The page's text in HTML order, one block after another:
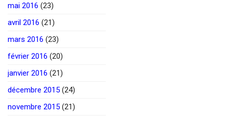
mai 2016 (23)
avril 2016 (21)
mars 2016 (23)
février 2016 (20)
janvier 2016 (21)
décembre 2015 (24)
novembre 2015 (21)